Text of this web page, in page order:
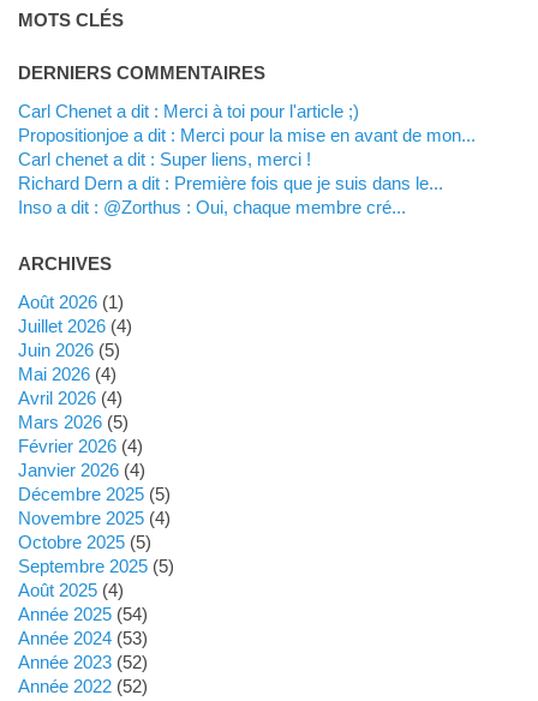
MOTS CLÉS
DERNIERS COMMENTAIRES
Carl Chenet a dit : Merci à toi pour l'article ;)
propositionjoe a dit : Merci pour la mise en avant de mon...
Carl chenet a dit : Super liens, merci !
Richard Dern a dit : Première fois que je suis dans le...
inso a dit : @Zorthus : Oui, chaque membre cré...
ARCHIVES
août 2026(1)
juillet 2026(4)
juin 2026(5)
mai 2026(4)
avril 2026(4)
mars 2026(5)
février 2026(4)
janvier 2026(4)
décembre 2025(5)
novembre 2025(4)
octobre 2025(5)
septembre 2025(5)
août 2025(4)
année 2025(54)
année 2024(53)
année 2023(52)
année 2022(52)